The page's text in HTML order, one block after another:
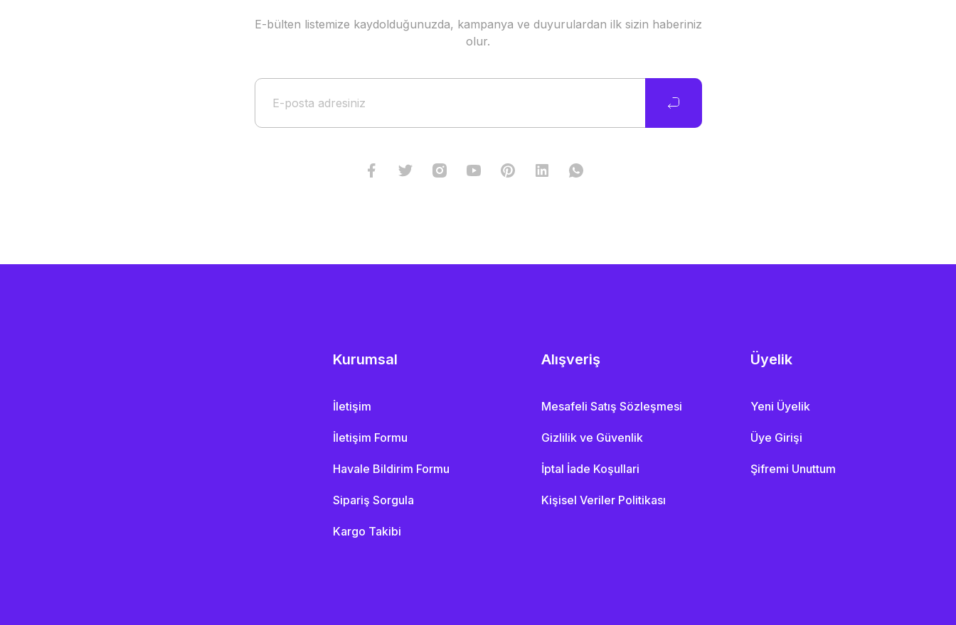
Gönder
E-bülten listemize kaydolduğunuzda, kampanya ve duyurulardan ilk sizin haberiniz
olur.
Kurumsal
İletişim
İletişim Formu
Havale Bildirim Formu
Sipariş Sorgula
Kargo Takibi
Alışveriş
Mesafeli Satış Sözleşmesi
Gizlilik ve Güvenlik
İptal İade Koşullari
Kişisel Veriler Politikası
Üyelik
Yeni Üyelik
Üye Girişi
Şifremi Unuttum